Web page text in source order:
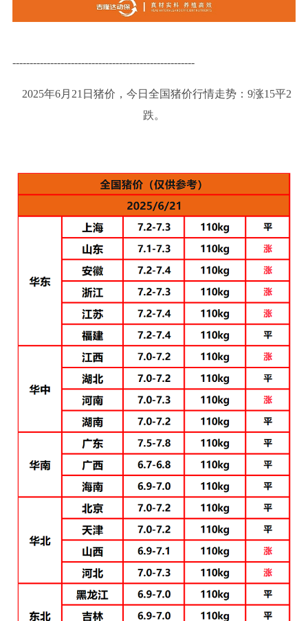
-----------------------------------------------------
2025年6月21日猪价，今日全国猪价行情走势：9涨15平2
跌。